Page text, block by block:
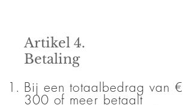
Artikel 4.
Betaling
Bij een totaalbedrag van €
300 of meer betaalt